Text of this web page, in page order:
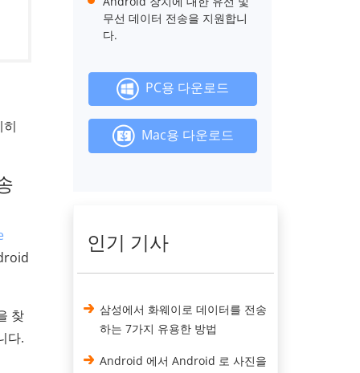
찾
다.
무선 데이터 전송을 지원합니
다.
PC용 다운로드
Mac용 다운로드
인기 기사
삼성에서 화웨이로 데이터를 전송
하는 7가지 유용한 방법
Android 에서 Android 로 사진을